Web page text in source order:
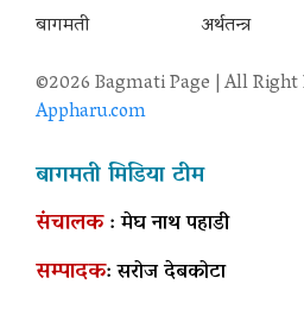
बागमती
अर्थतन्त्र
©2026 Bagmati Page | All Right
Appharu.com
बागमती मिडिया टीम
संचालक: मेघ नाथ पहाडी
सम्पादक: सरोज देबकोटा